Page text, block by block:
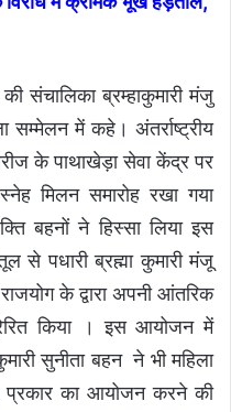
संचालिका ब्रम्हाकुमारी मंजु
सम्मेलन में कहे। अंतर्राष्ट्रीय
के पाथाखेड़ा सेवा केंद्र पर
मिलन समारोह रखा गया
बहनों ने हिस्सा लिया इस
पधारी ब्रह्मा कुमारी मंजू
के द्वारा अपनी आंतरिक
किया । इस आयोजन में
सुनीता बहन ने भी महिला
प्रकार का आयोजन करने की